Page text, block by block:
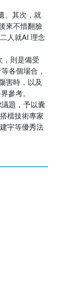
。其次，就
來不惜翻臉
人就AI 理念
，則是備受
各個場合，
害時，以及
參考。
題，予以囊
檔技術專家
宇等優秀法